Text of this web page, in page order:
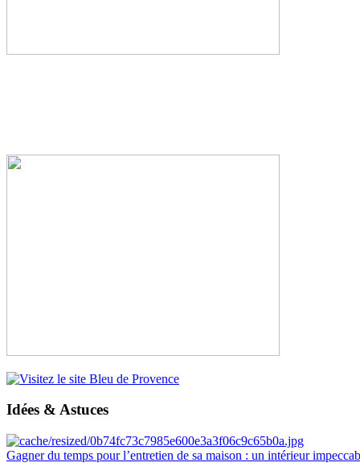
Idées & Astuces
Gagner du temps pour l’entretien de sa maison : un intérieur